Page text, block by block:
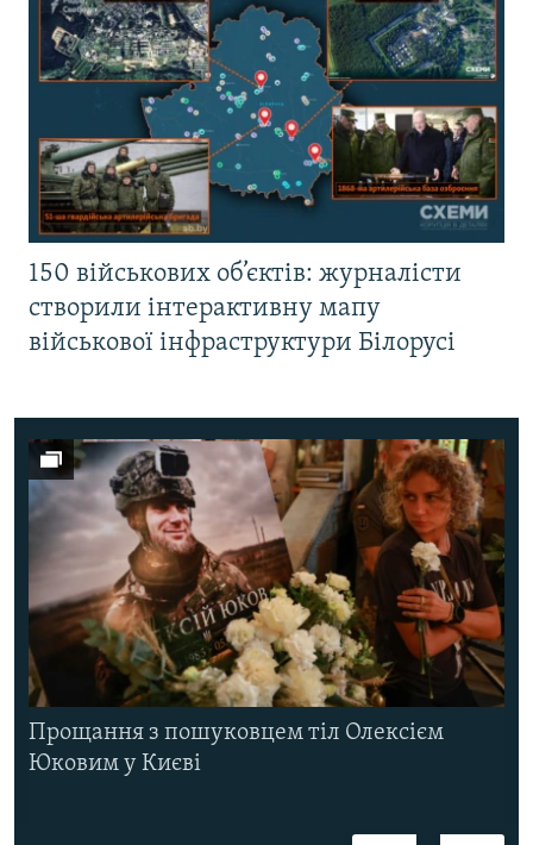
150 військових об’єктів: журналісти
створили інтерактивну мапу
військової інфраструктури Білорусі
Прощання з пошуковцем тіл Олексієм
Юковим у Києві